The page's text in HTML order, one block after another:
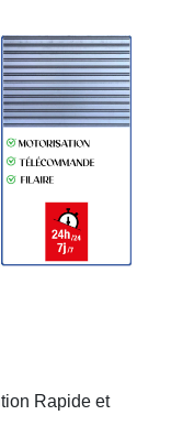
Rapide et